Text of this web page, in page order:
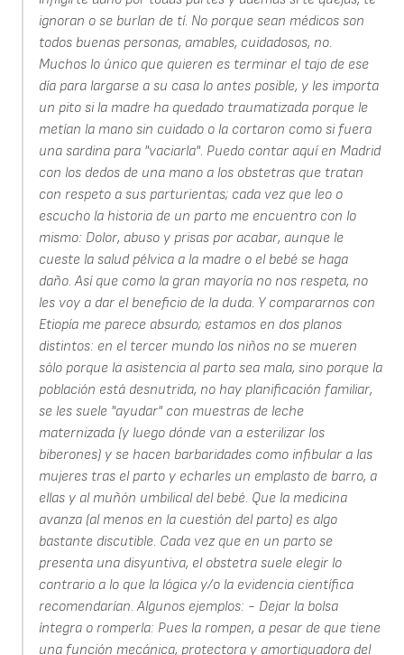
ignoran o se burlan de tí. No porque sean médicos son
todos buenas personas, amables, cuidadosos, no.
Muchos lo único que quieren es terminar el tajo de ese
día para largarse a su casa lo antes posible, y les importa
un pito si la madre ha quedado traumatizada porque le
metían la mano sin cuidado o la cortaron como si fuera
una sardina para "vaciarla". Puedo contar aquí en Madrid
con los dedos de una mano a los obstetras que tratan
con respeto a sus parturientas; cada vez que leo o
escucho la historia de un parto me encuentro con lo
mismo: Dolor, abuso y prisas por acabar, aunque le
cueste la salud pélvica a la madre o el bebé se haga
daño. Así que como la gran mayoría no nos respeta, no
les voy a dar el beneficio de la duda. Y compararnos con
Etiopía me parece absurdo; estamos en dos planos
distintos: en el tercer mundo los niños no se mueren
sólo porque la asistencia al parto sea mala, sino porque la
población está desnutrida, no hay planificación familiar,
se les suele "ayudar" con muestras de leche
maternizada (y luego dónde van a esterilizar los
biberones) y se hacen barbaridades como infibular a las
mujeres tras el parto y echarles un emplasto de barro, a
ellas y al muñón umbilical del bebé. Que la medicina
avanza (al menos en la cuestión del parto) es algo
bastante discutible. Cada vez que en un parto se
presenta una disyuntiva, el obstetra suele elegir lo
contrario a lo que la lógica y/o la evidencia científica
recomendarían. Algunos ejemplos: - Dejar la bolsa
íntegra o romperla: Pues la rompen, a pesar de que tiene
una función mecánica, protectora y amortiguadora del